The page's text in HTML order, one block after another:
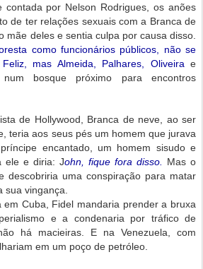
contada por Nelson Rodrigues, os anões
de ter relações sexuais com a Branca de
mãe deles e sentia culpa por causa disso.
como funcionários públicos, não se
mas Almeida, Palhares, Oliveira e
bosque próximo para encontros
de Hollywood, Branca de neve, ao ser
teria aos seus pés um homem que jurava
encantado, um homem sisudo e
ele e diria: John, fique fora disso.
Mas o
descobriria uma conspiração para matar
sua vingança.
Cuba, Fidel mandaria prender a bruxa
e a condenaria por tráfico de
há macieiras. E na Venezuela, com
em um poço de petróleo.